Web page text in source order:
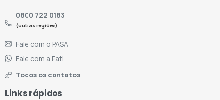
0800 722 0183
(outras regiões)
Fale com o PASA
Fale com a Pati
Todos os contatos
Links rápidos